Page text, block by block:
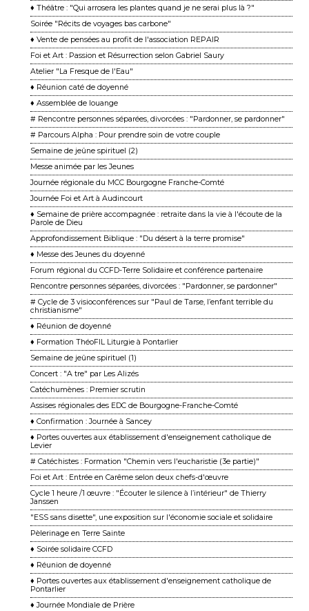
♦ Théâtre : "Qui arrosera les plantes quand je ne serai plus là ?"
Soirée "Récits de voyages bas carbone"
♦ Vente de pensées au profit de l'association REPAIR
Foi et Art : Passion et Résurrection selon Gabriel Saury
Atelier "La Fresque de l'Eau"
♦ Réunion caté de doyenné
♦ Assemblée de louange
# Rencontre personnes séparées, divorcées : "Pardonner, se pardonner"
# Parcours Alpha : Pour prendre soin de votre couple
Semaine de jeûne spirituel (2)
Messe animée par les Jeunes
Journée régionale du MCC Bourgogne Franche-Comté
Journée Foi et Art à Audincourt
♦ Semaine de prière accompagnée : retraite dans la vie à l'écoute de la
Parole de Dieu
Approfondissement Biblique : "Du désert à la terre promise"
♦ Messe des Jeunes du doyenné
Forum régional du CCFD-Terre Solidaire et conférence partenaire
Rencontre personnes séparées, divorcées : "Pardonner, se pardonner"
# Cycle de 3 visioconférences sur "Paul de Tarse, l’enfant terrible du
christianisme"
♦ Réunion de doyenné
♦ Formation ThéoFIL Liturgie à Pontarlier
Semaine de jeûne spirituel (1)
Concert : "A tre" par Les Alizés
Catéchumènes : Premier scrutin
Assises régionales des EDC de Bourgogne-Franche-Comté
♦ Confirmation : Journée à Sancey
♦ Portes ouvertes aux établissement d'enseignement catholique de
Levier
# Catéchistes : Formation "Chemin vers l'eucharistie (3e partie)"
Foi et Art : Entrée en Carême selon deux chefs-d'œuvre
Cycle 1 heure /1 œuvre : "Écouter le silence à l’intérieur" de Thierry
Janssen
"ESS sans disette", une exposition sur l'économie sociale et solidaire
Pèlerinage en Terre Sainte
♦ Soirée solidaire CCFD
♦ Réunion de doyenné
♦ Portes ouvertes aux établissement d'enseignement catholique de
Pontarlier
♦ Journée Mondiale de Prière